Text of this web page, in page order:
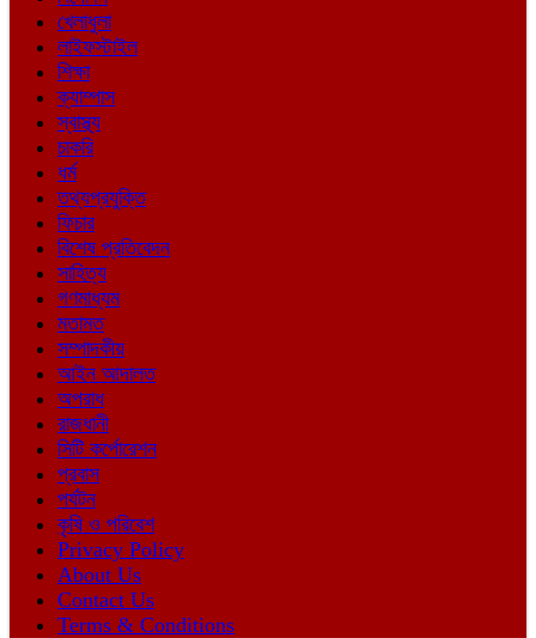
খেলাধুলা
লাইফস্টাইল
শিক্ষা
ক্যাম্পাস
স্বাস্থ্য
চাকরি
ধর্ম
তথ্যপ্রযুক্তি
ফিচার
বিশেষ প্রতিবেদন
সাহিত্য
গণমাধ্যম
মতামত
সম্পাদকীয়
আইন আদালত
অপরাধ
রাজধানী
সিটি কর্পোরেশন
প্রবাস
পর্যটন
কৃষি ও পরিবেশ
Privacy Policy
About Us
Contact Us
Terms & Conditions